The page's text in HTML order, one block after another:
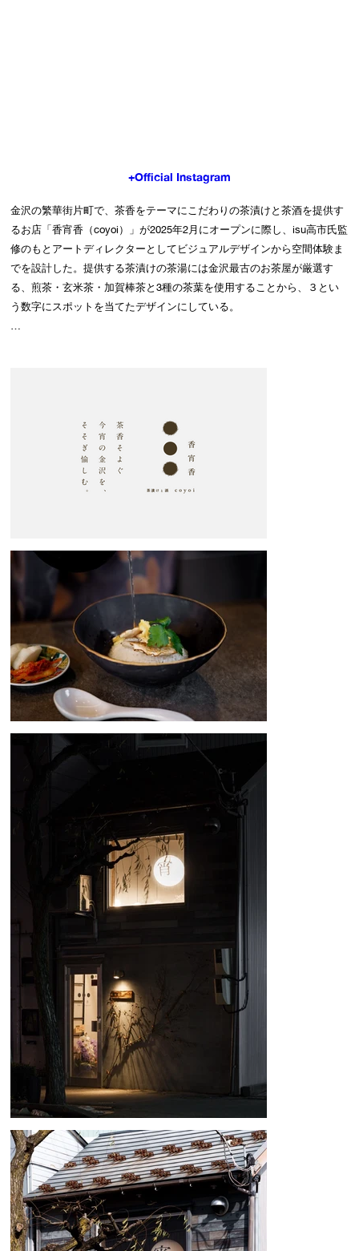
+Official Instagram
金沢の繁華街片町で、茶香をテーマにこだわりの茶漬けと茶酒を提供す
るお店「香宵香（coyoi）」が2025年2月にオープンに際し、isu高市氏監
修のもとアートディレクターとしてビジュアルデザインから空間体験ま
でを設計した。提供する茶漬けの茶湯には金沢最古のお茶屋が厳選す
る、煎茶・玄米茶・加賀棒茶と3種の茶葉を使用することから、３とい
う数字にスポットを当てたデザインにしている。
に表す”茶葉”のシルエットと宵を表す”新月”で構成。
これらのビジュアルを空間体験としてアイコニックに表現するために
「宵」と描かれた大型の提灯電球を吊るし、20時の開店と同時に道ゆく
店舗正面には金沢のフローリスト山本氏（hibou）に枝葉を用いて“茶
香”を可視化したもので、空間としてもその印象を表現している。また
外壁に走る大きな2本の既存クラックに対して、金継ぎを施すことで金
沢に脈々と根付く美意識とし、クラックが持つネガティブな印象をポジ
ティブなものに変換する目的としてアイコニックに空間表現をしてい
る。
香りという言葉には、”におい”という意味以上に、“柔らかさや繊細
さ”、“季節感や自然の動き”、“無形の広がり”
って様々な解釈を楽しみながら、茶漬けと酒で今宵の金沢を楽しんで頂
きたい。